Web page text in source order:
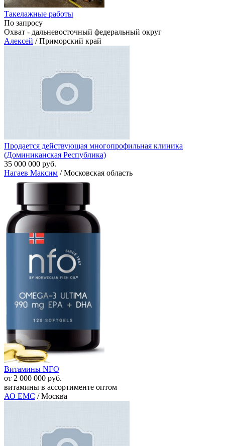
Такелажные работы
По запросу
Охват - дальневосточный федеральный округ
Алексей / Приморский край
Продается действующая многопрофильная клиника
(Доминиканская Республика)
35 000 000 руб.
Нагаев Максим / Московская область
Витамины NFO
от 2 000 000 руб.
витамины в ассортименте оптом
АО ЕМС / Москва